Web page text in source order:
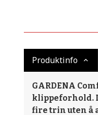
Produktinfo
GARDENA
klippeforhold.
fire trin uten å